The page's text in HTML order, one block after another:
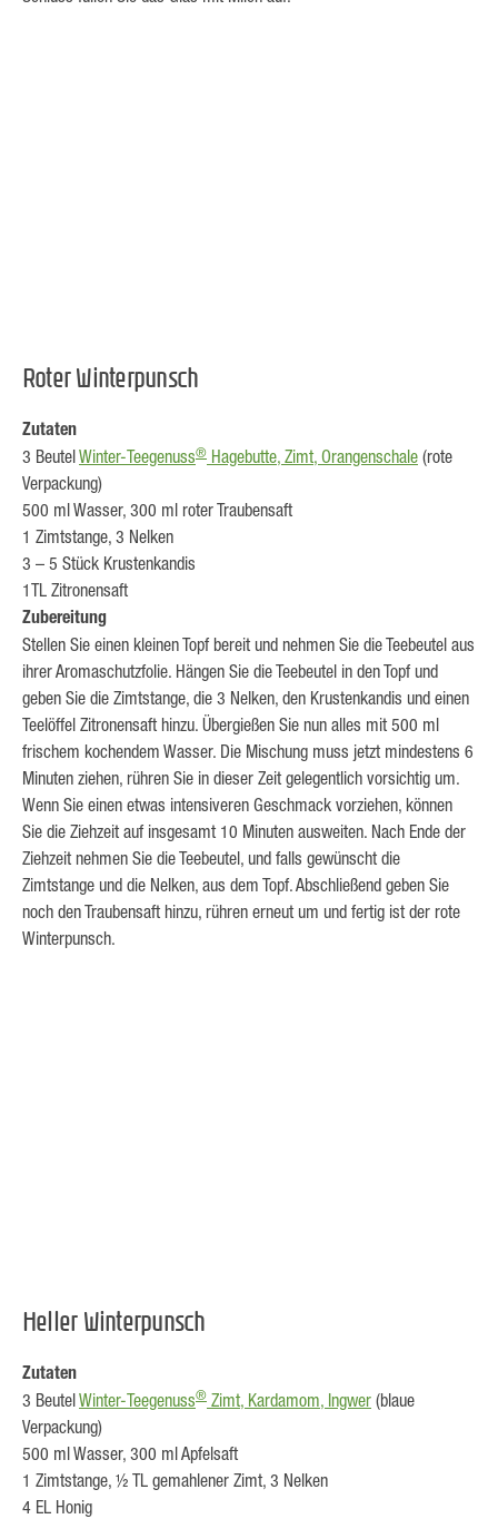
Roter Winterpunsch
Zutaten
3 BeutelWinter-Teegenuss® Hagebutte, Zimt, Orangenschale (rote
Verpackung)
500 ml Wasser, 300 ml roter Traubensaft
1 Zimtstange, 3 Nelken
3 – 5 Stück Krustenkandis
1TL Zitronensaft
Zubereitung
Stellen Sie einen kleinen Topf bereit und nehmen Sie die Teebeutel aus
ihrer Aromaschutzfolie. Hängen Sie die Teebeutel in den Topf und
geben Sie die Zimtstange, die 3 Nelken, den Krustenkandis und einen
Teelöffel Zitronensaft hinzu. Übergießen Sie nun alles mit 500 ml
frischem kochendem Wasser. Die Mischung muss jetzt mindestens 6
Minuten ziehen, rühren Sie in dieser Zeit gelegentlich vorsichtig um.
Wenn Sie einen etwas intensiveren Geschmack vorziehen, können
Sie die Ziehzeit auf insgesamt 10 Minuten ausweiten. Nach Ende der
Ziehzeit nehmen Sie die Teebeutel, und falls gewünscht die
Zimtstange und die Nelken, aus dem Topf. Abschließend geben Sie
noch den Traubensaft hinzu, rühren erneut um und fertig ist der rote
Winterpunsch.
Heller Winterpunsch
Zutaten
3 BeutelWinter-Teegenuss® Zimt, Kardamom, Ingwer (blaue
Verpackung)
500 ml Wasser, 300 ml Apfelsaft
1 Zimtstange, ½ TL gemahlener Zimt, 3 Nelken
4 EL Honig